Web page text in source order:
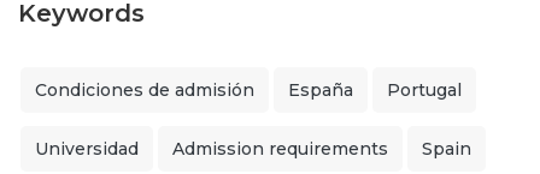
Keywords
Condiciones de admisión España Portugal
Universidad Admission requirements Spain